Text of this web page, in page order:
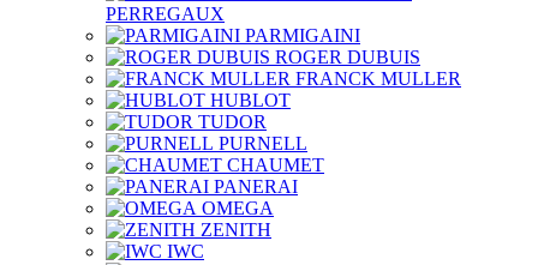
PERREGAUX
PARMIGAINI
ROGER DUBUIS
FRANCK MULLER
HUBLOT
TUDOR
PURNELL
CHAUMET
PANERAI
OMEGA
ZENITH
IWC